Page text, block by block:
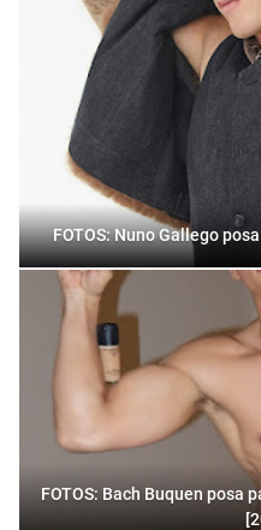
FOTOS: Nuno Gallego
FOTOS: Bach Buquen posa